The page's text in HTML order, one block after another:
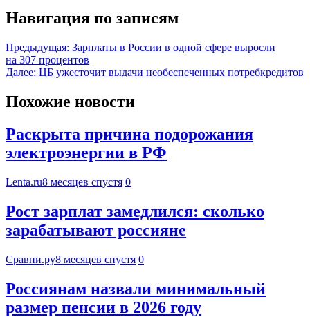
Навигация по записям
Предыдущая: Зарплаты в России в одной сфере выросли
на 307 процентов
Далее: ЦБ ужесточит выдачи необеспеченных потребкредитов
Похожие новости
Раскрыта причина подорожания
электроэнергии в РФ
Lenta.ru8 месяцев спустя 0
Рост зарплат замедлился: сколько
зарабатывают россияне
Сравни.ру8 месяцев спустя 0
Россиянам назвали минимальный
размер пенсии в 2026 году